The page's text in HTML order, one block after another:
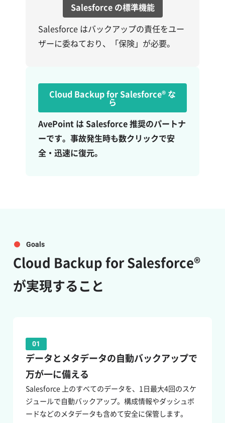
Salesforce の標準機能
Salesforce はバックアップの責任をユー
ザーに委ねており、「保険」が必要。
Cloud Backup for Salesforce® な
ら
AvePoint は Salesforce 推奨のパートナ
ーです。事故発生時も数クリックで安
全・迅速に復元。
Goals
Cloud Backup for Salesforce®
が実現すること
01
データとメタデータの自動バックアップで
万が一に備える
Salesforce 上のすべてのデータを、1日最大4回のスケ
ジュールで自動バックアップ。構成情報やダッシュボ
ードなどのメタデータも含めて安全に保管します。